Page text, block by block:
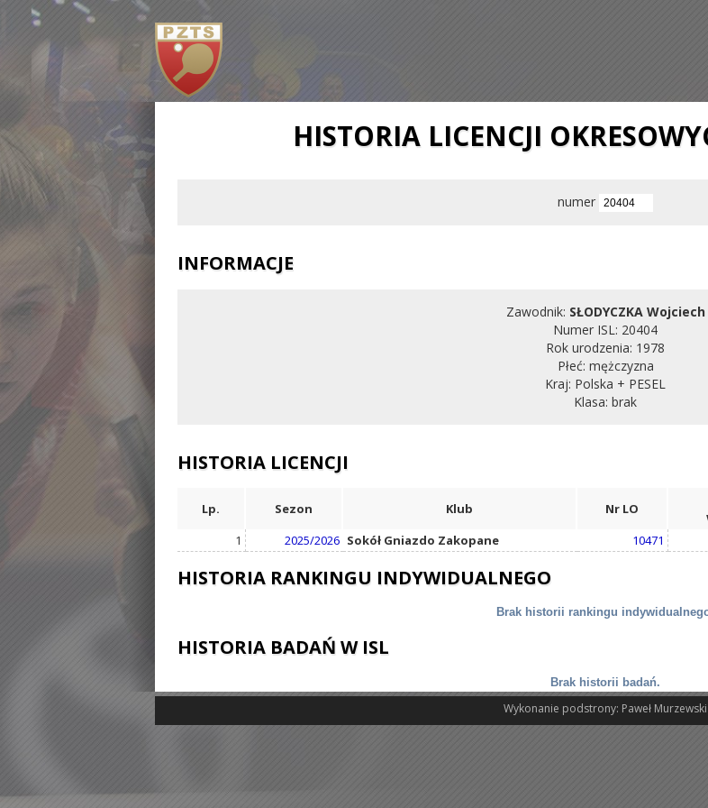
HISTORIA LICENCJI
numer
INFORMACJE
Zawodnik: SŁODYCZKA Wojciech
Numer ISL: 20404
Rok urodzenia: 1978
Płeć: mężczyzna
Kraj: Polska + PESEL
Klasa: brak
HISTORIA LICENCJI
Lp. Sezon Klub Nr LO
1
2025/2026 Sokół Gniazdo Zakopane 10471
HISTORIA RANKINGU INDYWIDUALNEGO
Brak historii rankingu
HISTORIA BADAŃ W ISL
Brak historii badań.
Wykonanie podstrony: Paweł Murzewski